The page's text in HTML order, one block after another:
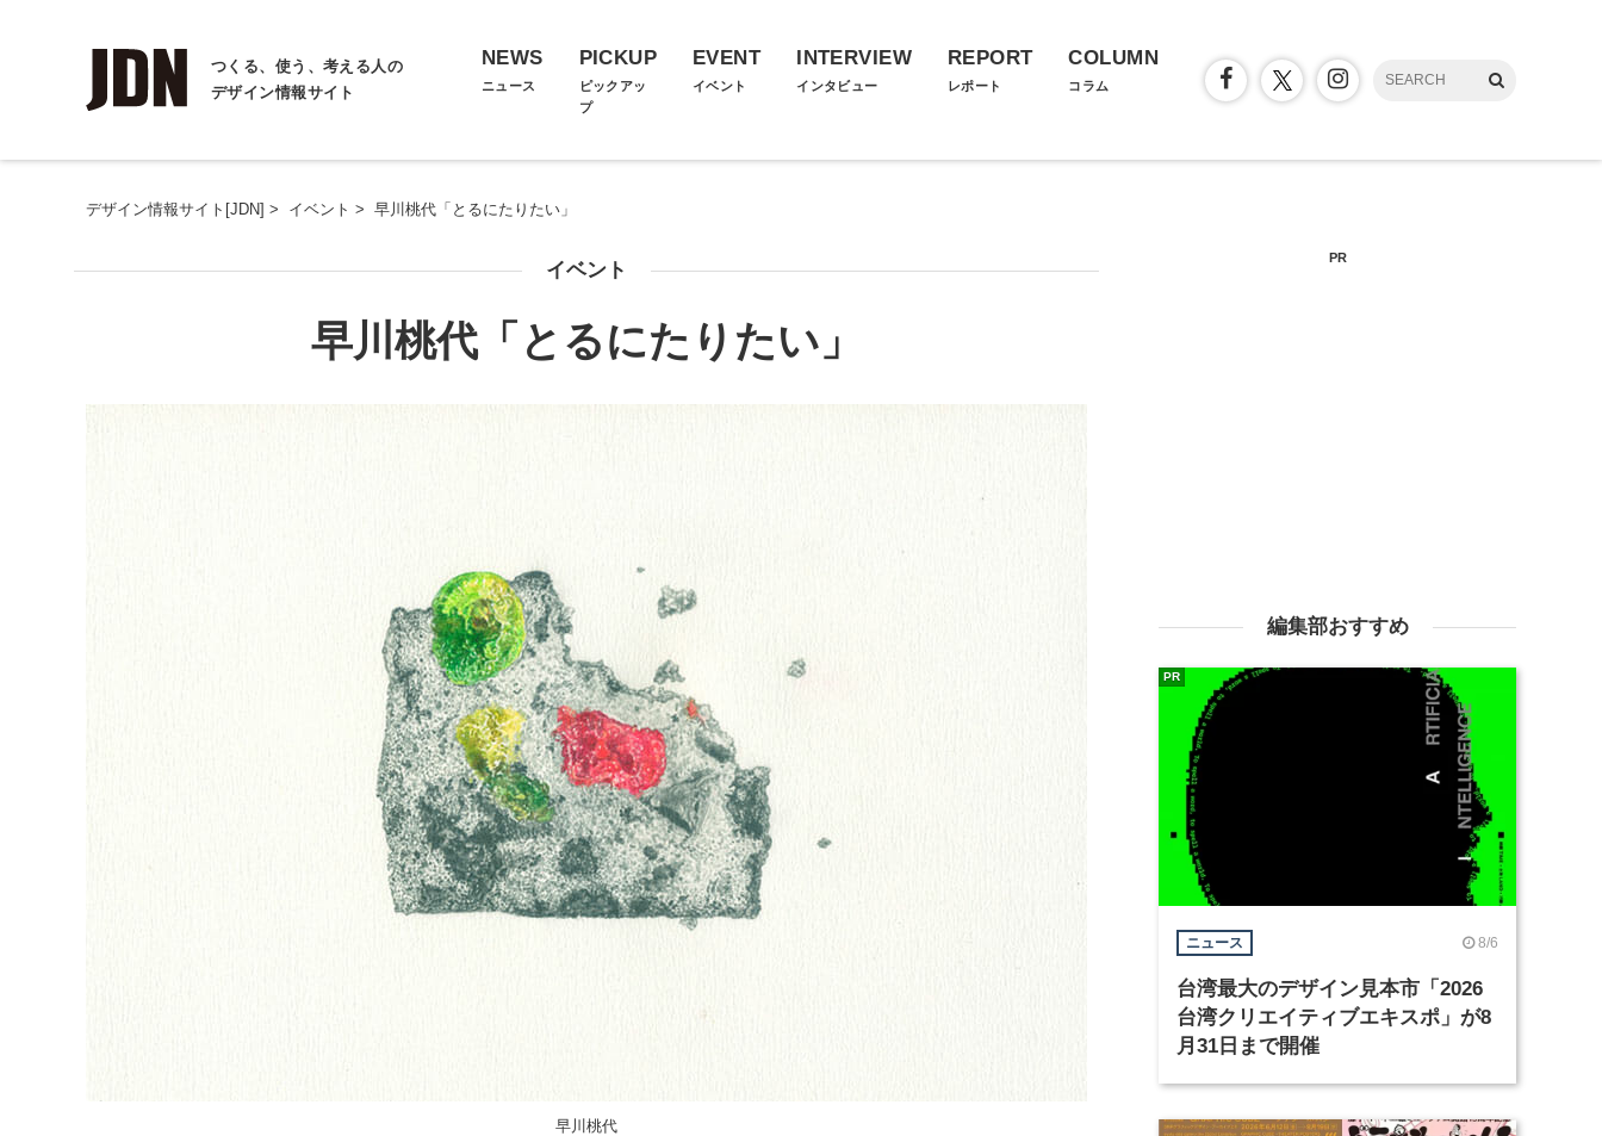
つくる、使う、考える人の
デザイン情報サイト
NEWS
ニュース
PICKUP
ピックアッ
プ
EVENT
イベント
INTERVIEW
インタビュー
REPORT
レポート
COLUMN
コラム
デザイン情報サイト[JDN] > イベント > 早川桃代「とるにたりたい」
イベント
早川桃代「とるにたりたい」
早川桃代
PR
編集部おすすめ
ニュース 8/6
台湾最大のデザイン見本市「2026
台湾クリエイティブエキスポ」が8
月31日まで開催
PR